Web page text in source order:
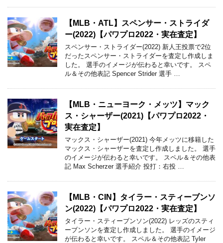
【MLB・ATL】スペンサー・ストライダ
ー(2022)【パワプロ2022・実在査定】
スペンサー・ストライダー(2022) 新人王投票で2位
だったスペンサー・ストライダーを査定し作成しま
した。 選手のイメージが伝わると幸いです。 スペ
ル＆その他表記 Spencer Strider 選手 …
【MLB・ニューヨーク・メッツ】マック
ス・シャーザー(2021)【パワプロ2022・
実在査定】
マックス・シャーザー(2021) 今年メッツに移籍した
マックス・シャーザーを査定し作成しました。 選手
のイメージが伝わると幸いです。 スペル＆その他表
記 Max Scherzer 選手紹介 投打：右投 …
【MLB・CIN】タイラー・スティーブンソ
ン(2022)【パワプロ2022・実在査定】
タイラー・スティーブンソン(2022) レッズのスティ
ーブンソンを査定し作成しました。 選手のイメージ
が伝わると幸いです。 スペル＆その他表記 Tyler